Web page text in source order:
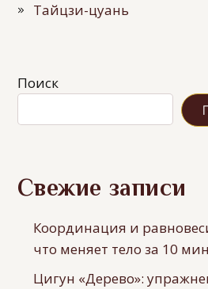
Тайцзи-цуань
Поиск
Свежие записи
Координация и
что меняет тело за 10
Цигун «Дерево»: